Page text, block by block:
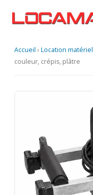
Accueil › Location matériel
couleur, crépis, plâtre